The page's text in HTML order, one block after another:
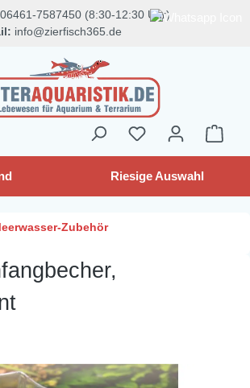
06461-7587450 (8:30-12:30 Uhr)
info@zierfisch365.de
Riesige Auswahl
Zubehör